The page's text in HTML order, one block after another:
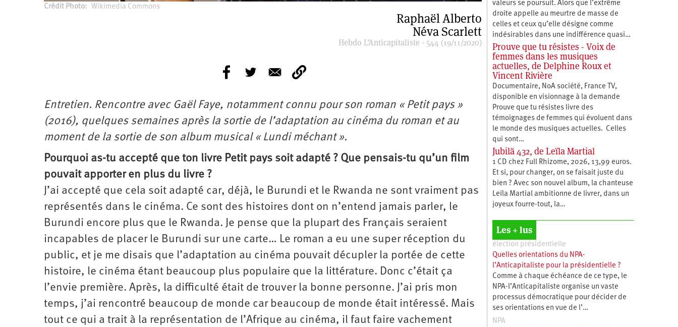
Crédit Photo Wikimedia Commons
Raphaël Alberto
Néva Scarlett
Hebdo L’Anticapitaliste - 544 (19/11/2020)
Entretien. Rencontre avec Gaël Faye, notamment connu pour son roman « Petit pays »
(2016), quelques semaines après la sortie de l’adaptation au cinéma du roman et au
moment de la sortie de son album musical « Lundi méchant ».
Pourquoi as-tu accepté que ton livre Petit pays soit adapté ? Que pensais-tu qu’un film
pouvait apporter en plus du livre ?
J’ai accepté que cela soit adapté car, déjà, le Burundi et le Rwanda ne sont vraiment pas
représentés dans le cinéma. Ce sont des histoires dont on n’entend jamais parler, le
Burundi encore plus que le Rwanda. Je pense que la plupart des Français seraient
incapables de placer le Burundi sur une carte… Le roman a eu une super réception du
public, et je me disais que l’adaptation au cinéma pouvait décupler la portée de cette
histoire, le cinéma étant beaucoup plus populaire que la littérature. Donc c’était ça
l’envie première. Après, la difficulté était de trouver la bonne personne. J’ai pris mon
temps, j’ai rencontré beaucoup de monde car beaucoup de monde était intéressé. Mais
tout ce qui a trait à la représentation de l’Afrique au cinéma, il faut faire vachement
valeurs se poursuit. Alors que l’extrême
droite appelle au meurtre de masse de
celles et ceux qu’elle désigne comme
indésirables dans une indifférence quasi…
Prouve que tu résistes - Voix de
femmes dans les musiques
actuelles, de Delphine Roux et
Vincent Rivière
Documentaire, NoA société, France TV,
disponible en visionnage à la demande
Prouve que tu résistes livre des
témoignages de femmes qui évoluent dans
le monde des musiques actuelles. Celles
qui sont…
Jubilä 432, de Leïla Martial
1 CD chez Full Rhizome, 2026, 13,99 euros.
Et si, pour changer, on se faisait juste du
bien ? Avec son nouvel album, la chanteuse
Leïla Martial ambitionne de livrer, dans un
joyeux fourre-tout, la…
Les + lus
élection présidentielle
Quelles orientations du NPA-
l’Anticapitaliste pour la présidentielle ?
Comme à chaque échéance de ce type, le
NPA-l’Anticapitaliste organise un vaste
processus démocratique pour décider de
ses orientations en vue de l’…
NPA